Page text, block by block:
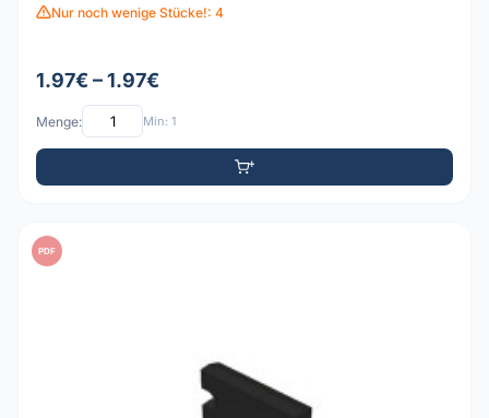
Nur noch wenige Stücke!: 4
1.97€ – 1.97€
Menge: Min: 1
PDF